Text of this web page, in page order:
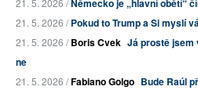
21. 5. 2026 /Německo je „hlavní obětí“
21. 5. 2026 /Pokud to Trump a Si myslí
21. 5. 2026 /Boris Cvek Já prostě jsem
ne
21. 5. 2026 /Fabiano Golgo Bude Raúl